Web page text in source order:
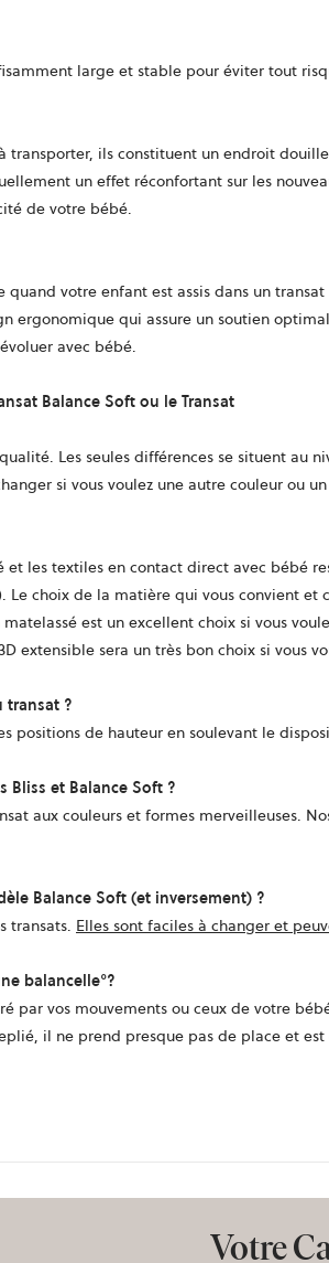
large et stable pour éviter tout
transporter, ils constituent un endroit
un effet réconfortant sur les
de votre bébé.
votre enfant est assis dans un
ergonomique qui assure un soutien
avec bébé.
Balance Soft ou le Transat
Les seules différences se situent au
si vous voulez une autre couleur ou
et les textiles en contact direct avec bébé
Le choix de la matière qui vous convient
est un excellent choix si vous
extensible sera un très bon choix si vous
transat ?
positions de hauteur en soulevant le
Bliss et Balance Soft ?
aux couleurs et formes merveilleuses.
Balance Soft (et inversement) ?
transats. Elles sont faciles à changer et
balancelle°?
par vos mouvements ou ceux de votre
il ne prend presque pas de place et
Votre